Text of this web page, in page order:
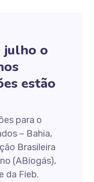
julho o
estão
para o
– Bahia,
Brasileira
(ABiogás),
da Fieb.